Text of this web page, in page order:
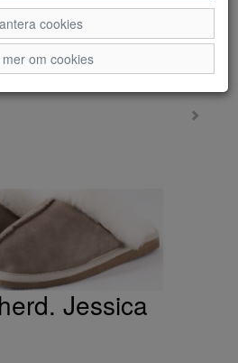
Jessica
cookies
mer om cookies